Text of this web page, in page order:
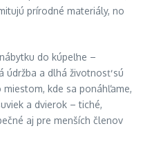
prírodné materiály, no
do kúpeľne –
údržba a dlhá životnosť sú
kde sa ponáhľame,
a dvierok – tiché,
aj pre menších členov